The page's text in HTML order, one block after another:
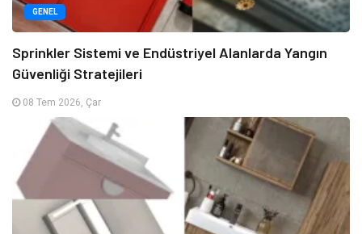
GENEL
Sprinkler Sistemi ve Endüstriyel Alanlarda Yangın
Güvenliği Stratejileri
08 Tem 2026, Çar